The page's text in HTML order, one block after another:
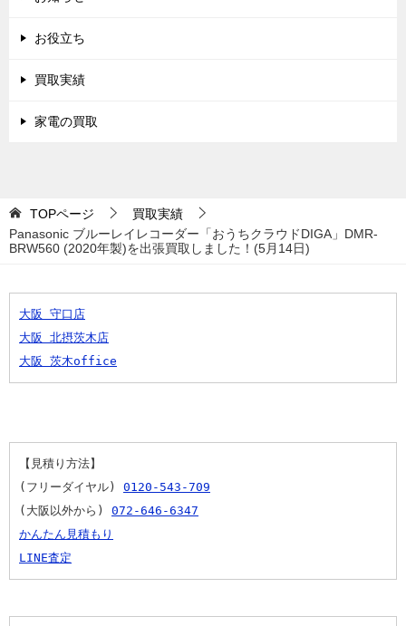
お役立ち
買取実績
家電の買取
TOPページ
買取実績
Panasonic ブルーレイレコーダー「おうちクラウドDIGA」DMR-
BRW560 (2020年製)を出張買取しました！(5月14日)
大阪 守口店
大阪 北摂茨木店
大阪 茨木office
【見積り方法】
(フリーダイヤル) 0120-543-709
(大阪以外から) 072-646-6347
かんたん見積もり
LINE査定